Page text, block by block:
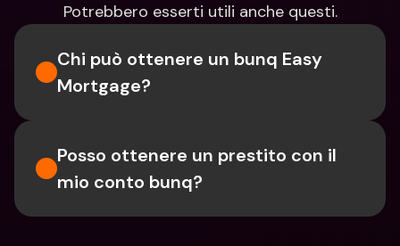
Potrebbero esserti utili anche questi.
Chi può ottenere un bunq Easy
Mortgage?
Posso ottenere un prestito con il
mio conto bunq?